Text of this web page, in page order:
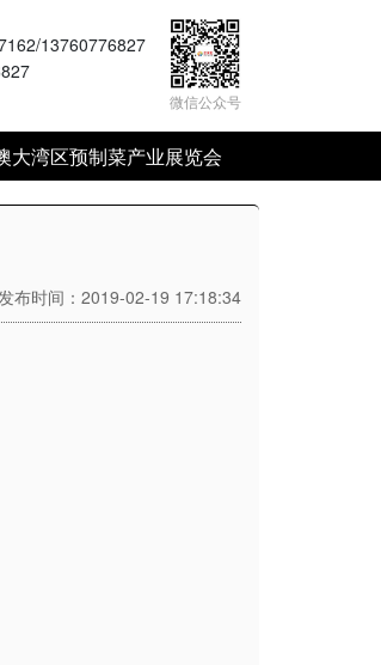
13760776827
微信公众号
大湾区预制菜产业展览会
布时间：2019-02-19 17:18:34